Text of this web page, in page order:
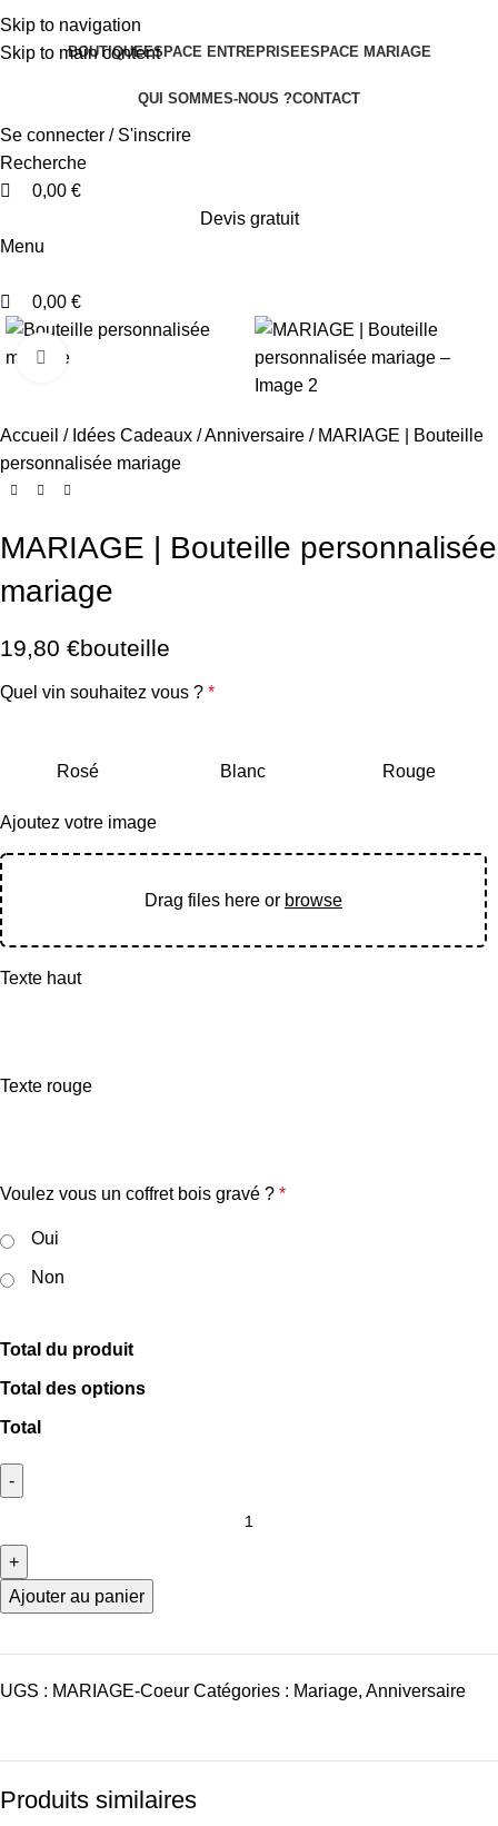
Skip to navigation
Skip to main content
BOUTIQUEESPACE ENTREPRISEESPACE MARIAGE
QUI SOMMES-NOUS ?CONTACT
Se connecter / S'inscrire
Recherche
0,00 €
Devis gratuit
Menu
0,00 €
Cliquez pour agrandir
Accueil Idées Cadeaux Anniversaire
MARIAGE | Bouteille
personnalisée mariage
MARIAGE | Bouteille personnalisée
mariage
19,80 €bouteille
Quel vin souhaitez vous ? *
Rosé Blanc Rouge
Ajoutez votre image
Drag files here or browse
Texte haut
Texte rouge
Voulez vous un coffret bois gravé ? *
Oui
Non
Total du produit
Total des options
Total
Ajouter au panier
UGS : MARIAGE-Coeur Catégories : Mariage, Anniversaire
Produits similaires